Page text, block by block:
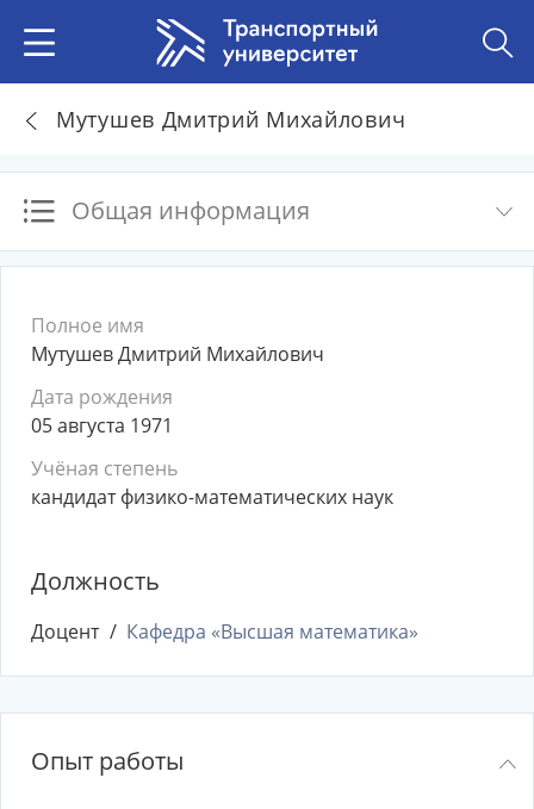
Мутушев Дмитрий Михайлович
Общая информация
Полное имя
Мутушев Дмитрий Михайлович
Дата рождения
05 августа 1971
Учёная степень
кандидат физико-математических наук
Должность
Доцент Кафедра «Высшая математика»
Опыт работы